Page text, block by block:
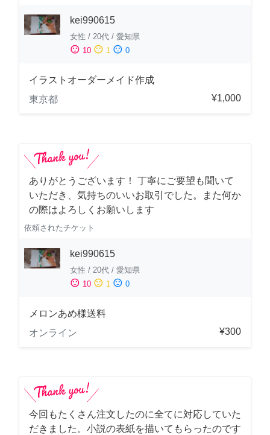
kei990615
女性 / 20代 / 愛知県
sentiment_satisfied 10 sentiment_neutral 1 sentiment_dissatisfied 0
イラストオーダーメイド作成
東京都
¥1,000
ありがとうございます！ 丁寧にご要望も聞いて
いただき、気持ちのいいお取引でした。また何か
の際はよろしくお願いします
依頼されたチケット
kei990615
女性 / 20代 / 愛知県
sentiment_satisfied 10 sentiment_neutral 1 sentiment_dissatisfied 0
メロンあめ様送料
オンライン
¥300
今回もたくさん注文したのに全てに対応していた
だきました。小説の表紙を描いてもらったのです